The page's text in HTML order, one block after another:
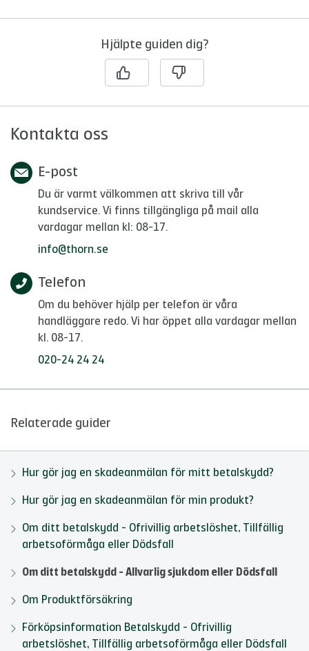
Hjälpte guiden dig?
Kontakta oss
E-post
Du är varmt välkommen att skriva till vår
kundservice. Vi finns tillgängliga på mail alla
vardagar mellan kl: 08-17.
info@thorn.se
Telefon
Om du behöver hjälp per telefon är våra
handläggare redo. Vi har öppet alla vardagar mellan
kl. 08-17.
020-24 24 24
Relaterade guider
Hur gör jag en skadeanmälan för mitt betalskydd?
Hur gör jag en skadeanmälan för min produkt?
Om ditt betalskydd - Ofrivillig arbetslöshet, Tillfällig
arbetsoförmåga eller Dödsfall
Om ditt betalskydd - Allvarlig sjukdom eller Dödsfall
Om Produktförsäkring
Förköpsinformation Betalskydd - Ofrivillig
arbetslöshet, Tillfällig arbetsoförmåga eller Dödsfall